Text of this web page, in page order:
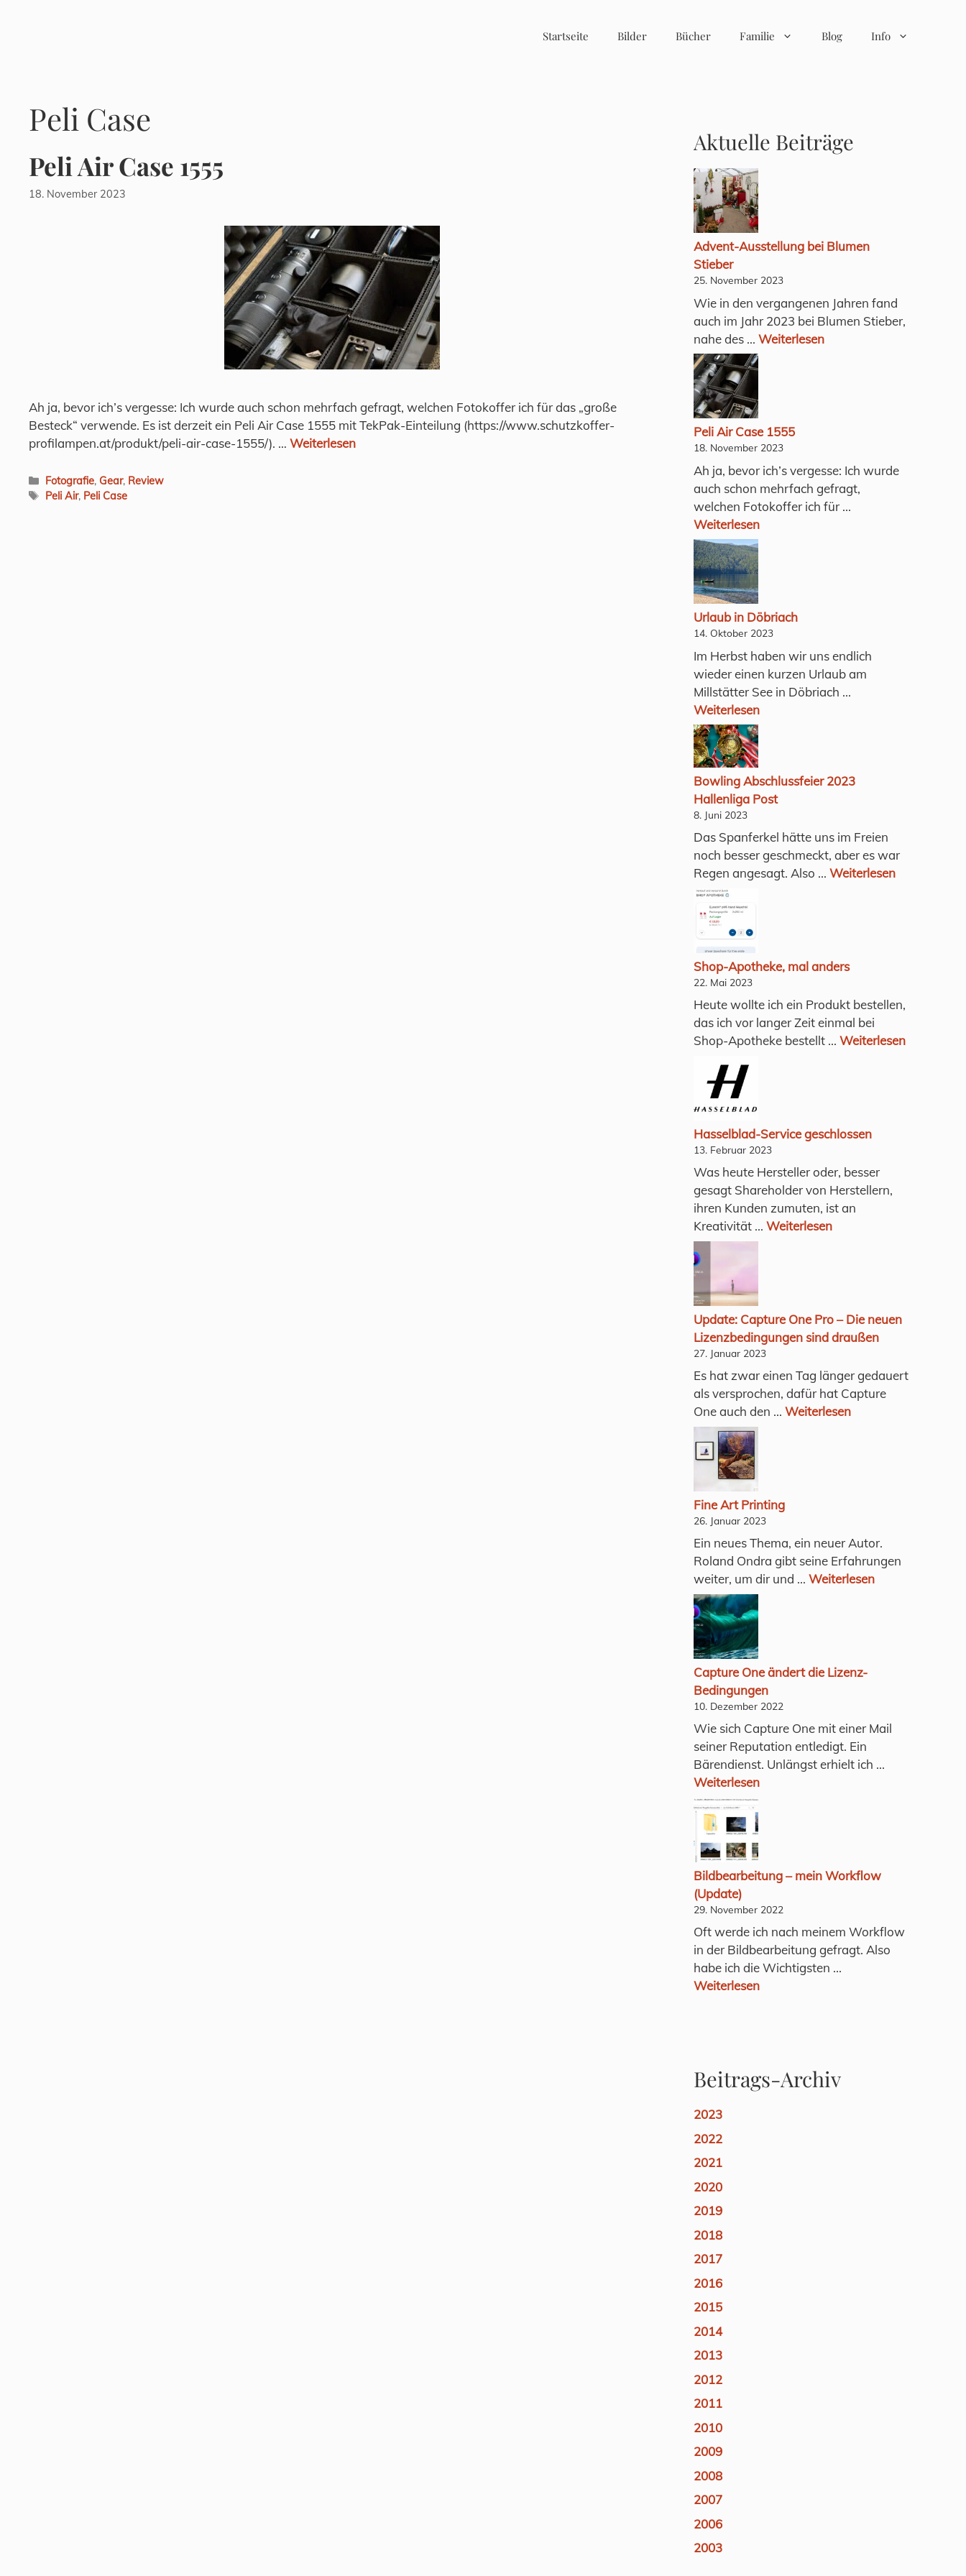
Startseite Bilder Bücher Familie Blog Info
Peli Case
Peli Air Case 1555
18. November 2023
Ah ja, bevor ich’s vergesse: Ich wurde auch schon mehrfach gefragt, welchen Fotokoffer ich für das „große
Besteck“ verwende. Es ist derzeit ein Peli Air Case 1555 mit TekPak-Einteilung (https://www.schutzkoffer-
profilampen.at/produkt/peli-air-case-1555/). … Weiterlesen
Kategorien
Fotografie, Gear, Review
Schlagwörter
Peli Air, Peli Case
Aktuelle Beiträge
Advent-Ausstellung bei Blumen
Stieber
25. November 2023
Wie in den vergangenen Jahren fand
auch im Jahr 2023 bei Blumen Stieber,
nahe des ... Weiterlesen
Peli Air Case 1555
18. November 2023
Ah ja, bevor ich’s vergesse: Ich wurde
auch schon mehrfach gefragt,
welchen Fotokoffer ich für ...
Weiterlesen
Urlaub in Döbriach
14. Oktober 2023
Im Herbst haben wir uns endlich
wieder einen kurzen Urlaub am
Millstätter See in Döbriach ...
Weiterlesen
Bowling Abschlussfeier 2023
Hallenliga Post
8. Juni 2023
Das Spanferkel hätte uns im Freien
noch besser geschmeckt, aber es war
Regen angesagt. Also ... Weiterlesen
Shop-Apotheke, mal anders
22. Mai 2023
Heute wollte ich ein Produkt bestellen,
das ich vor langer Zeit einmal bei
Shop-Apotheke bestellt ... Weiterlesen
Hasselblad-Service geschlossen
13. Februar 2023
Was heute Hersteller oder, besser
gesagt Shareholder von Herstellern,
ihren Kunden zumuten, ist an
Kreativität ... Weiterlesen
Update: Capture One Pro – Die neuen
Lizenzbedingungen sind draußen
27. Januar 2023
Es hat zwar einen Tag länger gedauert
als versprochen, dafür hat Capture
One auch den ... Weiterlesen
Fine Art Printing
26. Januar 2023
Ein neues Thema, ein neuer Autor.
Roland Ondra gibt seine Erfahrungen
weiter, um dir und ... Weiterlesen
Capture One ändert die Lizenz-
Bedingungen
10. Dezember 2022
Wie sich Capture One mit einer Mail
seiner Reputation entledigt. Ein
Bärendienst. Unlängst erhielt ich ...
Weiterlesen
Bildbearbeitung – mein Workflow
(Update)
29. November 2022
Oft werde ich nach meinem Workflow
in der Bildbearbeitung gefragt. Also
habe ich die Wichtigsten ...
Weiterlesen
Beitrags-Archiv
2023
2022
2021
2020
2019
2018
2017
2016
2015
2014
2013
2012
2011
2010
2009
2008
2007
2006
2003